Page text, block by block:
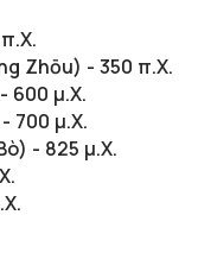
Zhōu) - 350 π.Χ.
600 μ.Χ.
700 μ.Χ.
- 825 μ.Χ.